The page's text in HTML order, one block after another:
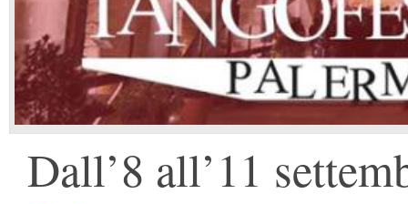
Dall’8 all’11